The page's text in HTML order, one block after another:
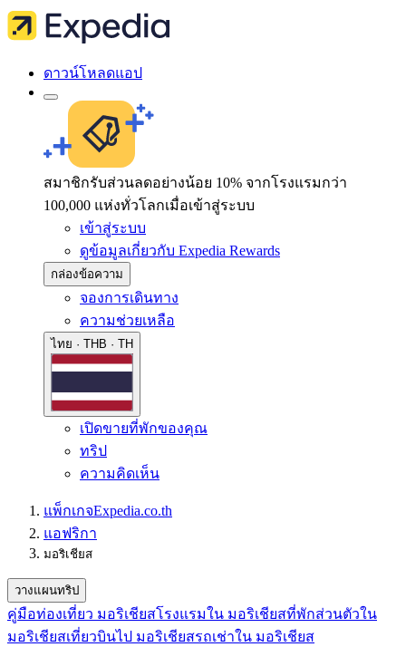
ดาวน์โหลดแอป
สมาชิกรับส่วนลดอย่างน้อย 10% จากโรงแรมกว่า
100,000 แห่งทั่วโลกเมื่อเข้าสู่ระบบ
เข้าสู่ระบบ
ดูข้อมูลเกี่ยวกับ Expedia Rewards
กล่องข้อความ
จองการเดินทาง
ความช่วยเหลือ
ไทย · THB · TH
เปิดขายที่พักของคุณ
ทริป
ความคิดเห็น
แพ็กเกจExpedia.co.th
แอฟริกา
มอริเชียส
วางแผนทริป
คู่มือท่องเที่ยว มอริเชียสโรงแรมใน มอริเชียสที่พักส่วนตัวใน
มอริเชียสเที่ยวบินไป มอริเชียสรถเช่าใน มอริเชียส